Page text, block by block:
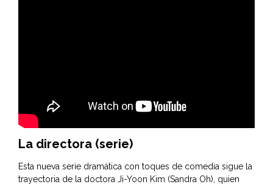
La directora (serie)
Esta nueva serie dramática con toques de comedia sigue la
trayectoria de la doctora Ji-Yoon Kim (Sandra Oh), quien